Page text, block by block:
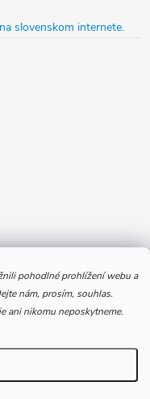
pohodlné prohlížení webu a
nám, prosím, souhlas.
ani nikomu neposkytneme.
technika a vybavení